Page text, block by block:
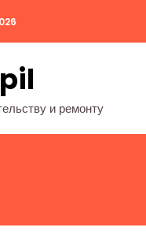
и ремонту